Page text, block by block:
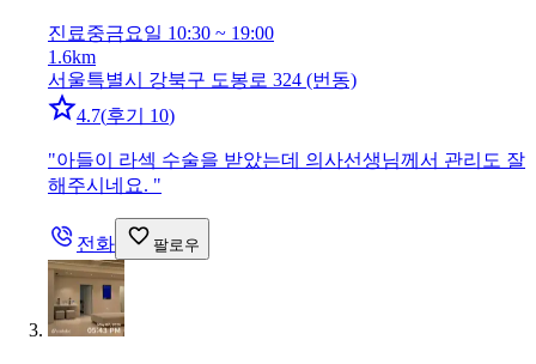
진료중금요일 10:30 ~ 19:00
1.6km
서울특별시 강북구 도봉로 324 (번동)
4.7(후기 10)
"아들이 라섹 수술을 받았는데 의사선생님께서 관리도 잘
해주시네요. "
전화 팔로우